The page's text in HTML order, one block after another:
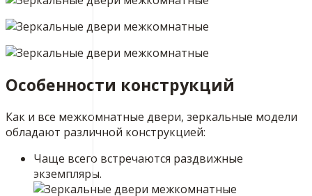
Особенности конструкций
Как и все межкомнатные двери, зеркальные модели
обладают различной конструкцией:
Чаще всего встречаются раздвижные
экземпляры.